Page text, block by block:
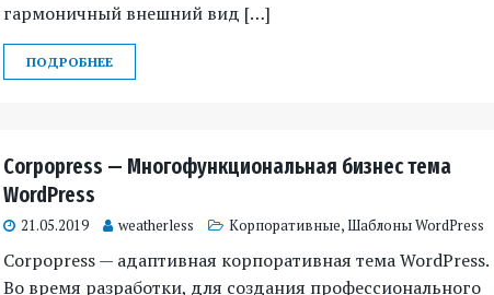
гармоничный внешний вид […]
ПОДРОБНЕЕ
Corpopress — Многофункциональная бизнес тема
WordPress
21.05.2019 weatherless Корпоративные, Шаблоны WordPress
Corpopress — адаптивная корпоративная тема WordPress.
Во время разработки, для создания профессионального